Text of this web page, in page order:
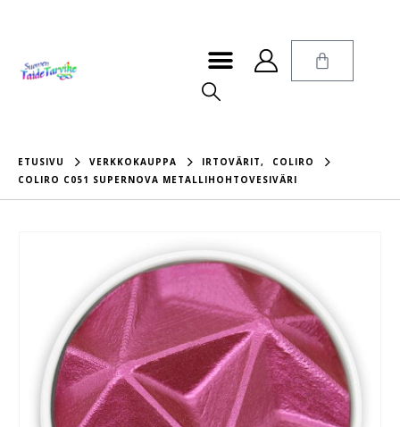
ETUSIVU VERKKOKAUPPA IRTOVÄRIT,
COLIRO
COLIRO C051 SUPERNOVA METALLIHOHTOVESIVÄRI